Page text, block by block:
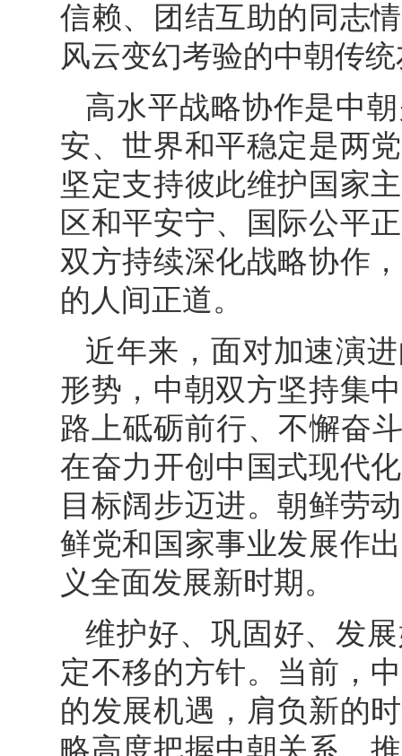
信赖、团结互助的同志
风云变幻考验的中朝传
高水平战略协作是中
安、世界和平稳定是两
坚定支持彼此维护国家
区和平安宁、国际公平
双方持续深化战略协作
的人间正道。
近年来，面对加速演
形势，中朝双方坚持集
路上砥砺前行、不懈奋
在奋力开创中国式现代
目标阔步迈进。朝鲜劳
鲜党和国家事业发展作
义全面发展新时期。
维护好、巩固好、发
定不移的方针。当前，
的发展机遇，肩负新的
略高度把握中朝关系，